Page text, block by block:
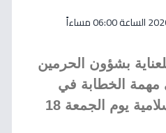
بشؤون الحرمين
الخطابة في
أقدس المقدسات الإسلامية يوم الجمعة 18